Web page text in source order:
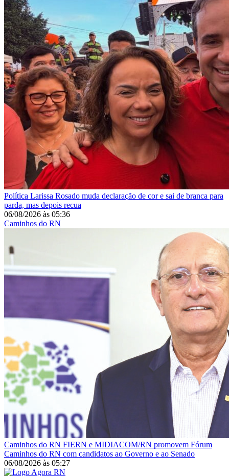
Política Larissa Rosado muda declaração de cor e sai de branca para
parda, mas depois recua
06/08/2026 às 05:36
Caminhos do RN
Caminhos do RN FIERN e MIDIACOM/RN promovem Fórum
Caminhos do RN com candidatos ao Governo e ao Senado
06/08/2026 às 05:27